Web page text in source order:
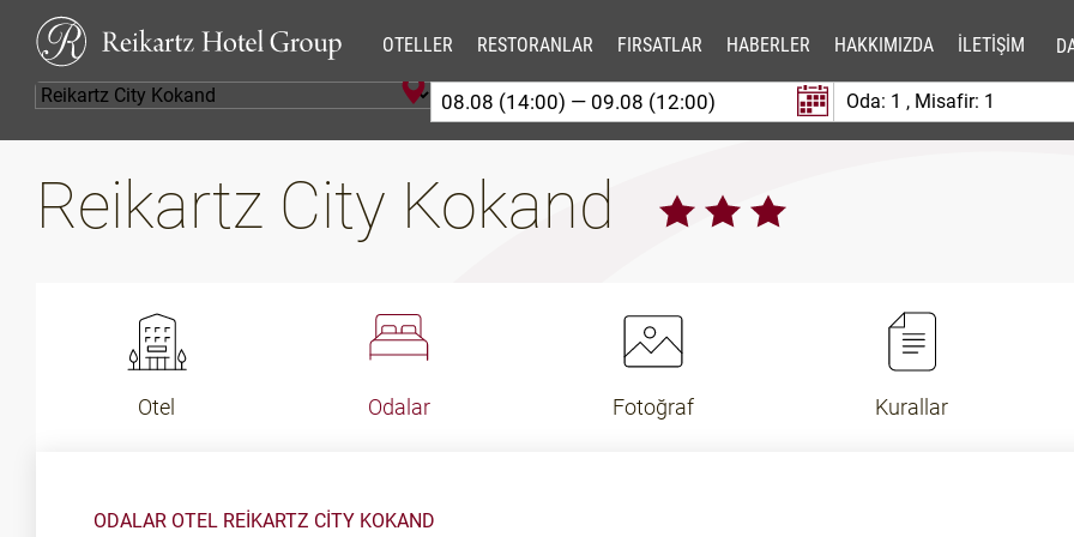
OTELLER RESTORANLAR FIRSATLAR HABERLER HAKKIMIZDA İLETİŞİM
Oda: 1 , Misafir: 1
Reikartz City Kokand
Otel Odalar Fotoğraf Kurallar
ODALAR OTEL REIKARTZ CITY KOKAND